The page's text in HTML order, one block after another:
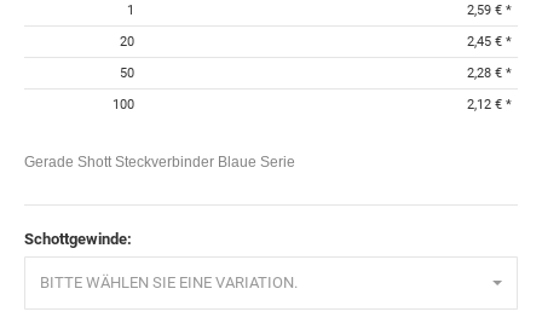
1 2,59 € *
20
2,45 € *
50
2,28 € *
100
2,12 € *
Gerade Shott Steckverbinder Blaue Serie
Schottgewinde:
BITTE WÄHLEN SIE EINE VARIATION.